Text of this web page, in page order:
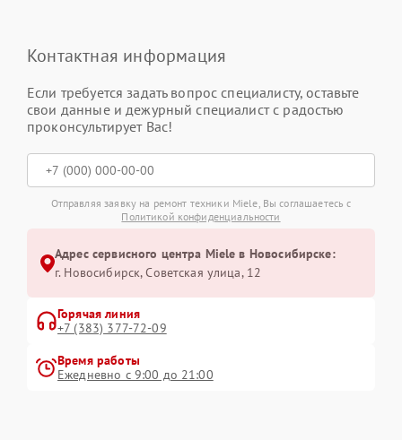
Контактная информация
Если требуется задать вопрос специалисту, оставьте
свои данные и дежурный специалист с радостью
проконсультирует Вас!
Отправляя заявку на ремонт техники Miele, Вы соглашаетесь с
Политикой конфиденциальности
Адрес сервисного центра Miele в Новосибирске:
г. Новосибирск, Советская улица, 12
Горячая линия
+7 (383) 377-72-09
Время работы
Ежедневно с 9:00 до 21:00